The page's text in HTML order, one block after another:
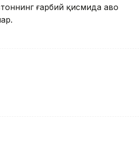
ғарбий қисмида ҳаво